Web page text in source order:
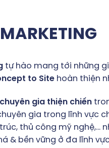
tự hào mang tới những
to Site hoàn thiện
chuyên gia thiện chiến
gia trong lĩnh vực
trúc, thủ công mỹ nghệ,…
& bền vững ở đa lĩnh